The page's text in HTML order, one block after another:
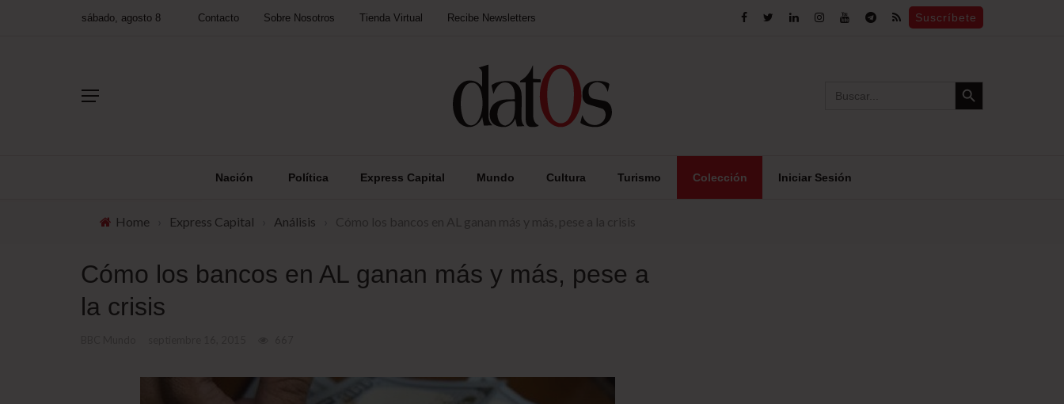
sábado, agosto 8 Contacto Sobre Nosotros Tienda Virtual Recibe Newsletters Suscríbete
for:
Search Button
Nación Política Express Capital Mundo Cultura Turismo Colección Iniciar Sesión
Home Express Capital Análisis
Cómo los bancos en AL ganan más y más, pese a
la crisis